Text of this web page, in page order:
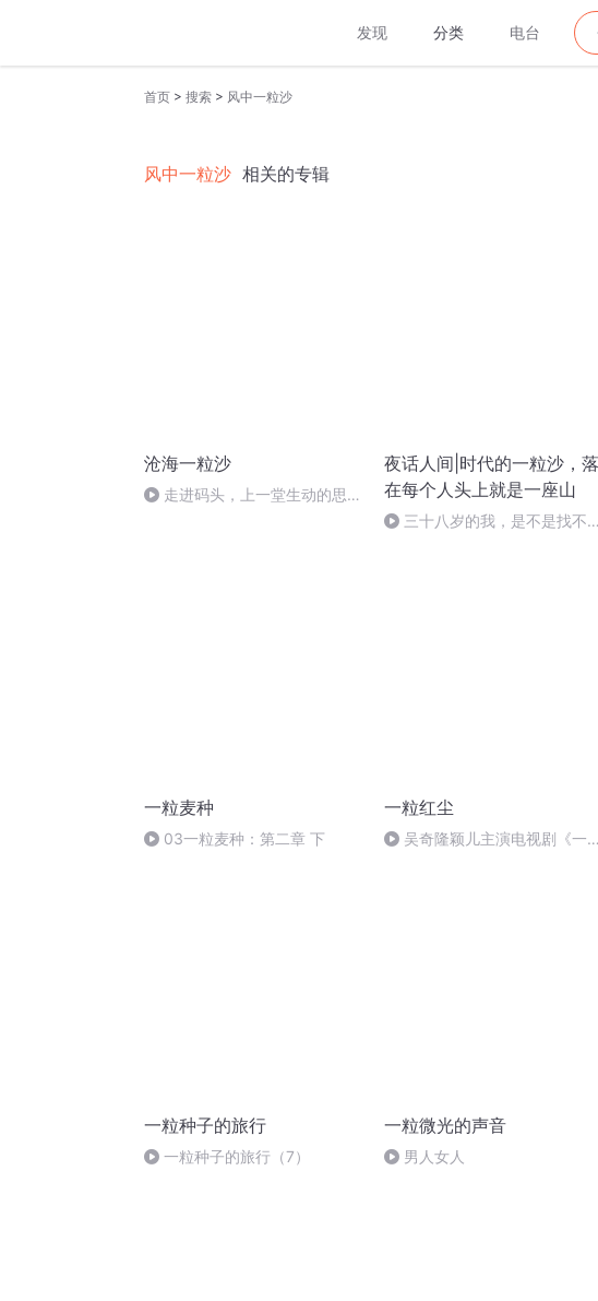
发现 分类 电台
首页 > 搜索 > 风中一粒沙
风中一粒沙 相关的专辑
沧海一粒沙
走进码头，上一堂生动的思政
夜话人间|时代的一粒沙，落
在每个人头上就是一座山
三十八岁的我，是不是找不到
一粒麦种
03一粒麦种：第二章 下
一粒红尘
吴奇隆颖儿主演电视剧《一粒
一粒种子的旅行
一粒种子的旅行（7）
一粒微光的声音
男人女人